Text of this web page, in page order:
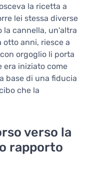
la ricetta a
lei stessa diverse
la cannella, un'altra
otto anni, riesce a
orgoglio li porta
era iniziato come
base di una fiducia
che la
verso la
rapporto